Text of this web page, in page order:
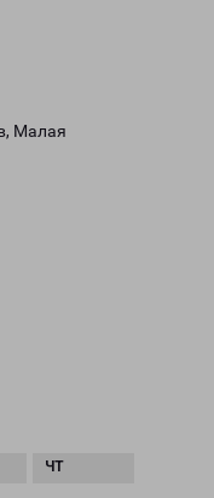
Малая